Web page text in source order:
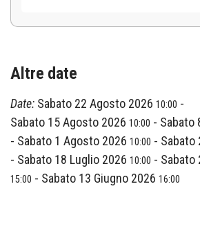
Altre date
Date: Sabato 22 Agosto 2026 10:00 -
Sabato 15 Agosto 2026 10:00 - Sabato
- Sabato 1 Agosto 2026 10:00 - Sabato
- Sabato 18 Luglio 2026 10:00 - Sabato
15:00 - Sabato 13 Giugno 2026 16:00